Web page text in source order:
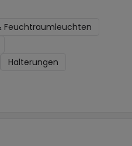
Feuchtraumleuchten
Halterungen